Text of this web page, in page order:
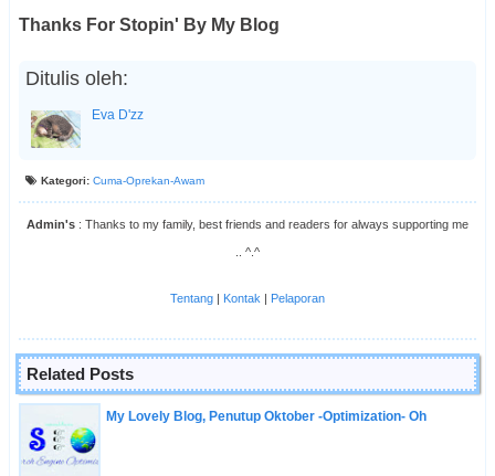
Thanks For Stopin' By My Blog
Ditulis oleh:
Eva D'zz
Kategori: Cuma-Oprekan-Awam
Admin's : Thanks to my family, best friends and readers for always supporting me
.. ^.^
Tentang | Kontak | Pelaporan
Related Posts
My Lovely Blog, Penutup Oktober -Optimization- Oh